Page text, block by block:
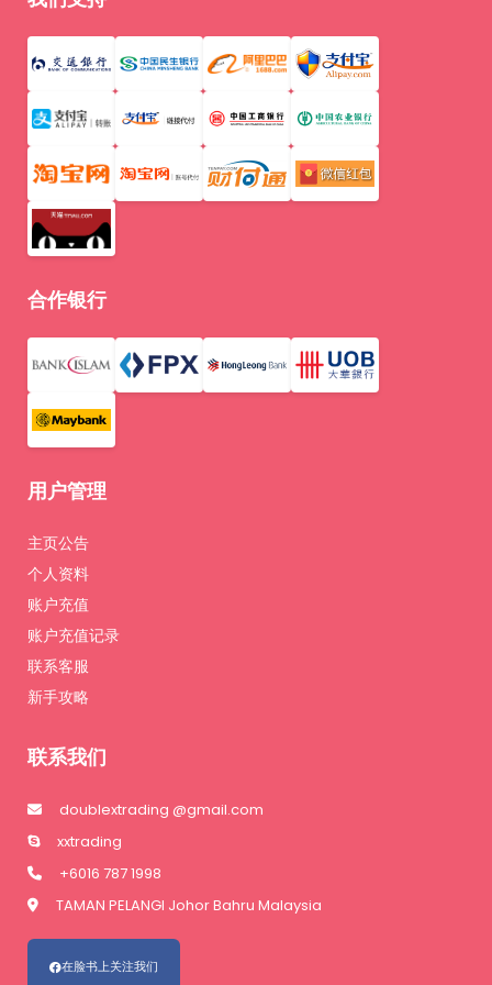
合作银行
用户管理
主页公告
个人资料
账户充值
账户充值记录
联系客服
新手攻略
联系我们
doublextrading @gmail.com
xxtrading
+6016 787 1998
TAMAN PELANGI Johor Bahru Malaysia
在脸书上关注我们